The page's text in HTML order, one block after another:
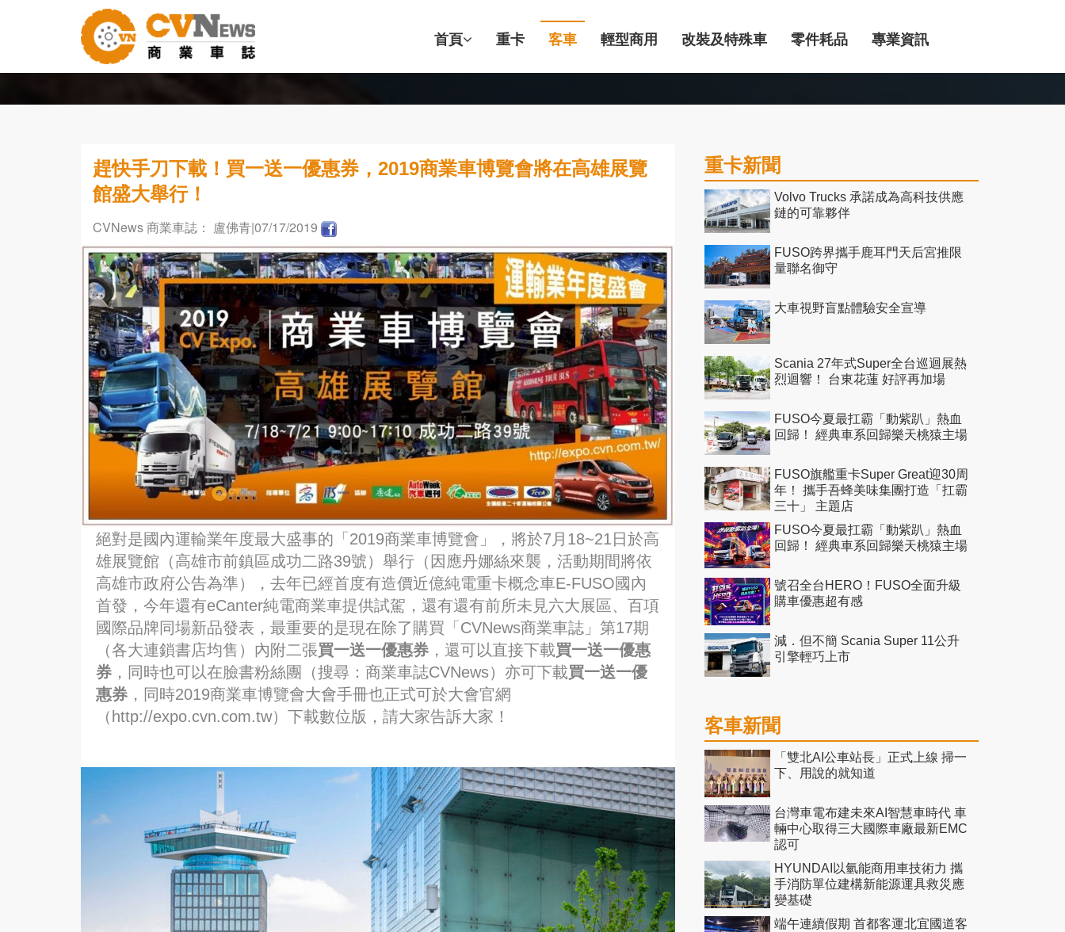
首頁 重卡 客車 輕型商用 改裝及特殊車 零件耗品 專業資訊
趕快手刀下載！買一送一優惠券，2019商業車博覽會將在高雄展覽
館盛大舉行！
CVNews 商業車誌： 盧佛青|07/17/2019
絕對是國內運輸業年度最大盛事的「2019商業車博覽會」，將於7月18~21日於高
雄展覽館（高雄市前鎮區成功二路39號）舉行（因應丹娜絲來襲，活動期間將依
高雄市政府公告為準），去年已經首度有造價近億純電重卡概念車E-FUSO國內
首發，今年還有eCanter純電商業車提供試駕，還有還有前所未見六大展區、百項
國際品牌同場新品發表，最重要的是現在除了購買「CVNews商業車誌」第17期
（各大連鎖書店均售）內附二張買一送一優惠券，還可以直接下載買一送一優惠
券，同時也可以在臉書粉絲團（搜尋：商業車誌CVNews）亦可下載買一送一優
惠券，同時2019商業車博覽會大會手冊也正式可於大會官網
（http://expo.cvn.com.tw）下載數位版，請大家告訴大家！
重卡新聞
Volvo Trucks 承諾成為高科技供應
鏈的可靠夥伴
FUSO跨界攜手鹿耳門天后宮推限
量聯名御守
大車視野盲點體驗安全宣導
Scania 27年式Super全台巡迴展熱
烈迴響！ 台東花蓮 好評再加場
FUSO今夏最扛霸「動紫趴」熱血
回歸！ 經典車系回歸樂天桃猿主場
FUSO旗艦重卡Super Great迎30周
年！ 攜手吾蜂美味集團打造「扛霸
三十」 主題店
FUSO今夏最扛霸「動紫趴」熱血
回歸！ 經典車系回歸樂天桃猿主場
號召全台HERO！FUSO全面升級
購車優惠超有感
減．但不簡 Scania Super 11公升
引擎輕巧上市
客車新聞
「雙北AI公車站長」正式上線 掃一
下、用說的就知道
台灣車電布建未來AI智慧車時代 車
輛中心取得三大國際車廠最新EMC
認可
HYUNDAI以氫能商用車技術力 攜
手消防單位建構新能源運具救災應
變基礎
端午連續假期 首都客運北宜國道客